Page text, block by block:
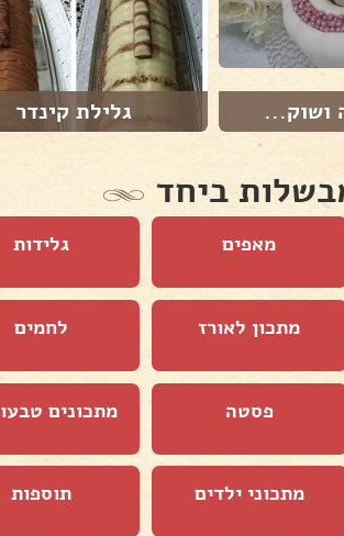
ושוק... גלילת קינדר
ביחד
מאפים גלידות
מתכון לאורז לחמים
פסטה מתכונים
מתכוני ילדים תוספות